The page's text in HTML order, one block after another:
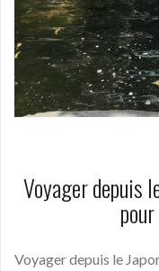
Voyager depuis
Voyager depuis le